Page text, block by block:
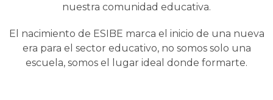
nuestra comunidad educativa.
El nacimiento de ESIBE marca el inicio de una nueva
era para el sector educativo, no somos solo una
escuela, somos el lugar ideal donde formarte.